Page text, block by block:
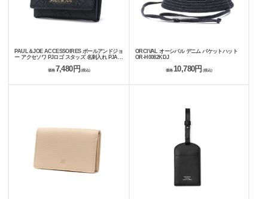
PAUL＆JOE ACCESSOIRES ポールアンドジョ
ー アクセソワ PJロゴ スタッズ 名刺入れ PJA-
価格 7,480円 (税込)
ORCIVAL オーシバル デニム バケットハット
OR-H0082KDJ
価格10,780円 (税込)